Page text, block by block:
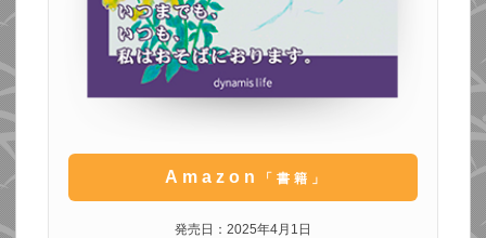
Amazon 「書籍」
発売日：2025年4月1日